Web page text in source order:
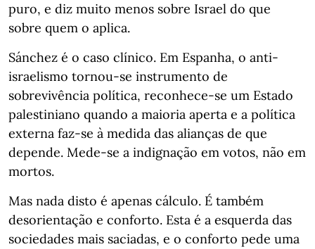
puro, e diz muito menos sobre Israel do que
sobre quem o aplica.
Sánchez é o caso clínico. Em Espanha, o anti-
israelismo tornou-se instrumento de
sobrevivência política, reconhece-se um Estado
palestiniano quando a maioria aperta e a política
externa faz-se à medida das alianças de que
depende. Mede-se a indignação em votos, não em
mortos.
Mas nada disto é apenas cálculo. É também
desorientação e conforto. Esta é a esquerda das
sociedades mais saciadas, e o conforto pede uma